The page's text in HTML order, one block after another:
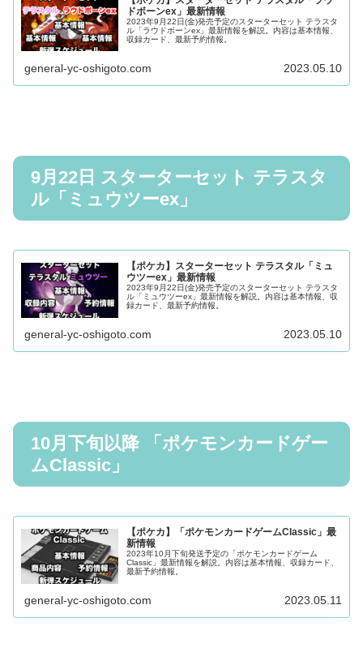
ドボーンex」最新情報
2023年9月22日(金)発売予定のスターターセット テラスタ
ル「ラウドボーンex」最新情報を解説。内容は基本情報、
収録カード、最新予約情報。
general-yc-oshigoto.com 2023.05.10
9月22日 スターターセット テラスタ
ル「ミュウツーex」
【ポケカ】スターターセット テラスタル「ミュ
ウツーex」最新情報
2023年9月22日(金)発売予定のスターターセット テラスタ
ル「ミュウツーex」最新情報を解説。内容は基本情報、収
録カード、最新予約情報。
general-yc-oshigoto.com 2023.05.10
10月下旬以降 「ポケモンカードゲー
ムClassic」
【ポケカ】「ポケモンカードゲームClassic」最
新情報
2023年10月下旬発送予定の「ポケモンカードゲーム
Classic」最新情報を解説。内容は基本情報、収録カード、
最新予約情報。
general-yc-oshigoto.com 2023.05.11